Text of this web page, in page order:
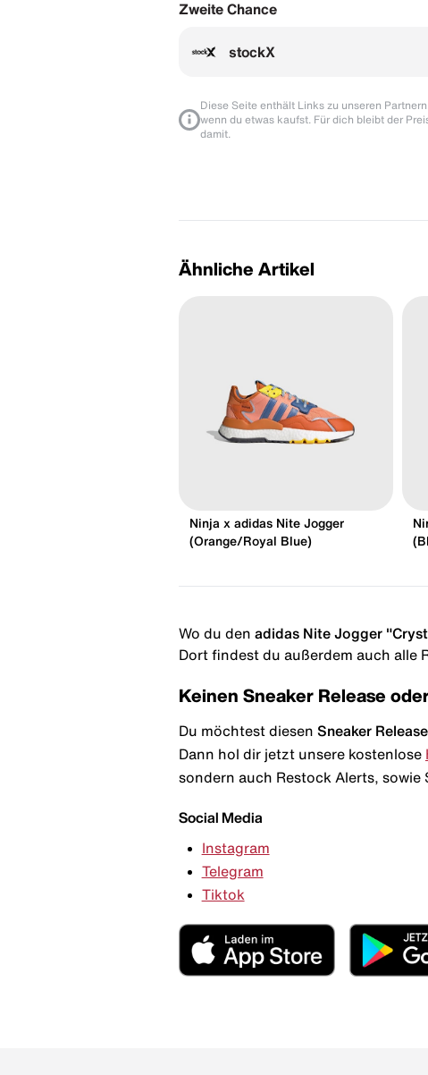
Zweite Chance
stockX
Diese Seite enthält Links zu unseren
wenn du etwas kaufst. Für dich bleibt der
damit.
Ähnliche Artikel
Ninja x adidas Nite Jogger
(Orange/Royal Blue)
Wo du den adidas Nite Jogger
Dort findest du außerdem auch alle
Keinen Sneaker Release
Du möchtest diesen Sneaker Release
Dann hol dir jetzt unsere kostenlose
sondern auch Restock Alerts, sowie
Social Media
Instagram
Telegram
Tiktok